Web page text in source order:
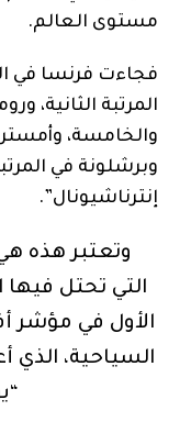
مستوى العالم.
فجاءت فرنسا في
المرتبة الثانية،
والخامسة،
وبرشلونة في
إنترناشيونال”.
وتعتبر هذه هي
التي تحتل فيها
السياحية، الذي